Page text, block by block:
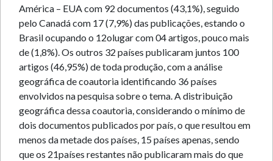
América – EUA com 92 documentos (43,1%), seguido
pelo Canadá com 17 (7,9%) das publicações, estando o
Brasil ocupando o 12olugar com 04 artigos, pouco mais
de (1,8%). Os outros 32 países publicaram juntos 100
artigos (46,95%) de toda produção, com a análise
geográfica de coautoria identificando 36 países
envolvidos na pesquisa sobre o tema. A distribuição
geográfica dessa coautoria, considerando o mínimo de
dois documentos publicados por país, o que resultou em
menos da metade dos países, 15 países apenas, sendo
que os 21países restantes não publicaram mais do que